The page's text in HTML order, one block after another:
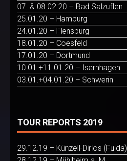
07. & 08.02.20 – Bad Salzuflen
25.01.20 – Hamburg
24.01.20 – Flensburg
18.01.20 – Coesfeld
17.01.20 – Dortmund
10.01.+11.01.20 – Isernhagen
03.01.+04.01.20 – Schwerin
TOUR REPORTS 2019
29.12.19 – Künzell-Dirlos (Fulda)